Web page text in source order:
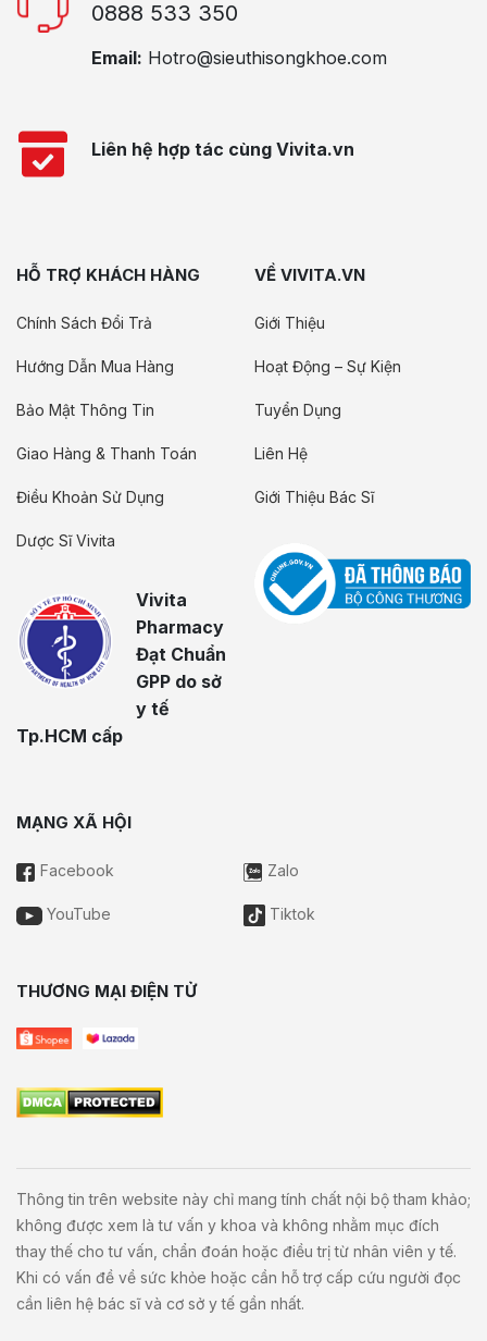
0888 533 350
Email: Hotro@sieuthisongkhoe.com
Liên hệ hợp tác cùng Vivita.vn
HỖ TRỢ KHÁCH HÀNG
Chính Sách Đổi Trả
Hướng Dẫn Mua Hàng
Bảo Mật Thông Tin
Giao Hàng & Thanh Toán
Điều Khoản Sử Dụng
Dược Sĩ Vivita
Vivita
Pharmacy
Đạt Chuẩn
GPP do sở
y tế
Tp.HCM cấp
VỀ VIVITA.VN
Giới Thiệu
Hoạt Động – Sự Kiện
Tuyển Dụng
Liên Hệ
Giới Thiệu Bác Sĩ
MẠNG XÃ HỘI
Facebook Zalo
YouTube Tiktok
THƯƠNG MẠI ĐIỆN TỬ
Thông tin trên website này chỉ mang tính chất nội bộ tham khảo;
không được xem là tư vấn y khoa và không nhằm mục đích
thay thế cho tư vấn, chẩn đoán hoặc điều trị từ nhân viên y tế.
Khi có vấn đề về sức khỏe hoặc cần hỗ trợ cấp cứu người đọc
cần liên hệ bác sĩ và cơ sở y tế gần nhất.